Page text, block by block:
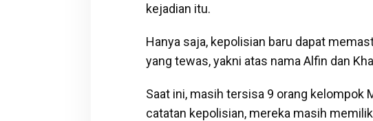
kejadian itu.
Hanya saja, kepolisian baru dapat
yang tewas, yakni atas nama Alfin dan
Saat ini, masih tersisa 9 orang kelompok
catatan kepolisian, mereka masih